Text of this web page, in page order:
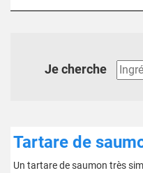
Je cherche
Tartare de
Un tartare de saumon très